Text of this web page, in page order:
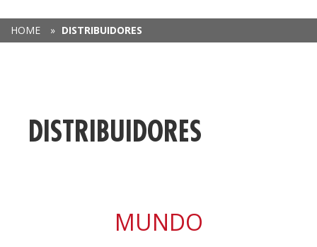
HOME » DISTRIBUIDORES
DISTRIBUIDORES
MUNDO